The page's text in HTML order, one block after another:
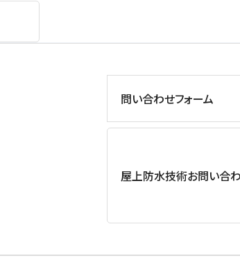
問い合わせフォーム
屋上防水技術お問い合